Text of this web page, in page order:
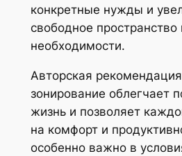
конкретные нужды и
свободное пространство
необходимости.
Авторская
зонирование облегчает
жизнь и позволяет
на комфорт и
особенно важно в